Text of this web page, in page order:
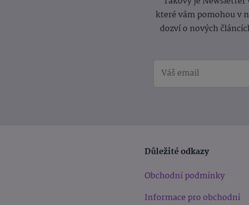
které vám pomohou v
dozví o nových
Důležité odkazy
Obchodní podmínky
Informace pro obchodní